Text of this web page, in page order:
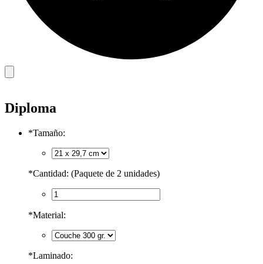
Diploma
*Tamaño:
*Cantidad: (Paquete de 2 unidades)
*Material:
*Laminado: